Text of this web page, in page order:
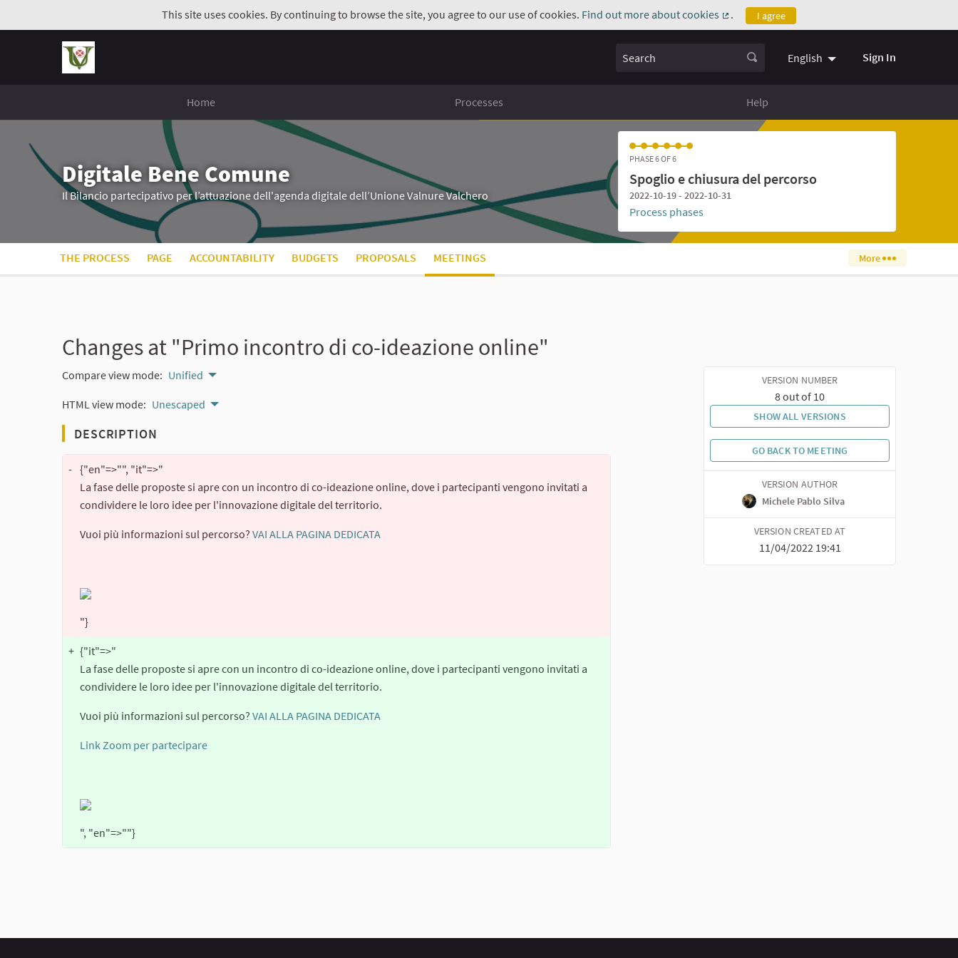
This site uses cookies. By continuing to browse the site, you agree to our use of cookies. Find out more about cookies
(External link)
. I agree
Search English Sign In
Home Processes Help
Digitale Bene Comune
Il Bilancio partecipativo per l’attuazione dell'agenda digitale dell’Unione Valnure Valchero
PHASE 6 OF 6
Spoglio e chiusura del percorso
2022-10-19 - 2022-10-31
Process phases
THE PROCESS PAGE ACCOUNTABILITY BUDGETS PROPOSALS MEETINGS More
Changes at "Primo incontro di co-ideazione online"
Compare view mode: Unified
HTML view mode: Unescaped
DESCRIPTION
- {"en"=>"", "it"=>"
La fase delle proposte si apre con un incontro di co-ideazione online, dove i partecipanti vengono invitati a
condividere le loro idee per l'innovazione digitale del territorio.
Vuoi più informazioni sul percorso? VAI ALLA PAGINA DEDICATA
"}
+ {"it"=>"
La fase delle proposte si apre con un incontro di co-ideazione online, dove i partecipanti vengono invitati a
condividere le loro idee per l'innovazione digitale del territorio.
Vuoi più informazioni sul percorso? VAI ALLA PAGINA DEDICATA
Link Zoom per partecipare
", "en"=>""}
VERSION NUMBER
8 out of 10
SHOW ALL VERSIONS
GO BACK TO MEETING
VERSION AUTHOR
Michele Pablo Silva
VERSION CREATED AT
11/04/2022 19:41